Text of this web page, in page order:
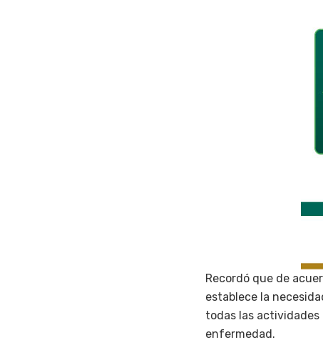
Recordó que de
establece la
todas las
enfermedad.